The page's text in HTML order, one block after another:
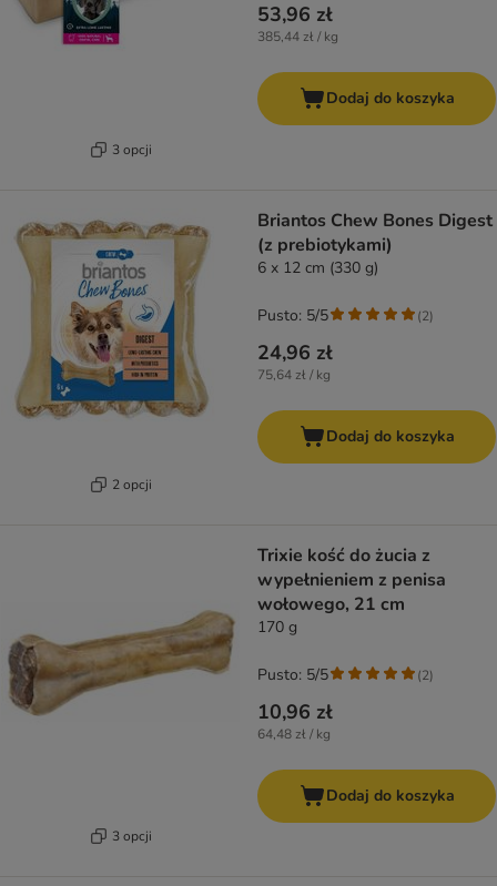
3 opcji
53,96 zł
385,44 zł / kg
Dodaj do koszyka
2 opcji
Briantos Chew Bones Digest
(z prebiotykami)
6 x 12 cm (330 g)
24,96 zł
75,64 zł / kg
Pusto: 5/5 (2)
Dodaj do koszyka
3 opcji
Trixie kość do żucia z
wypełnieniem z penisa
wołowego, 21 cm
170 g
10,96 zł
64,48 zł / kg
Pusto: 5/5 (2)
Dodaj do koszyka